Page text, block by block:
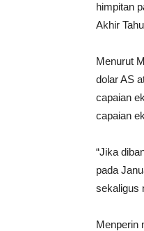
himpitan
Akhir
Menurut
dolar AS
capaian
capaian
“Jika
pada
sekaligus
Menperin